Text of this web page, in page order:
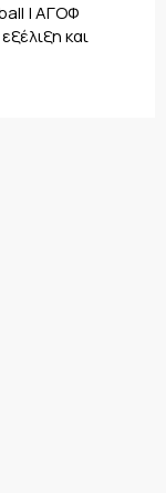
| ΑΓΟΦ
και